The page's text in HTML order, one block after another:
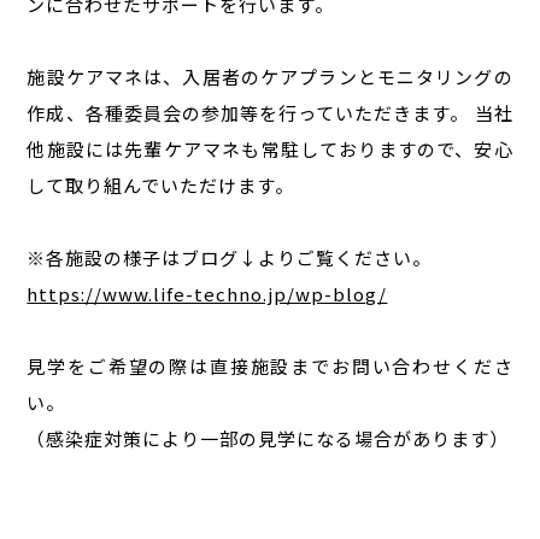
施設ケアマネは、入居者のケアプランとモニタリングの
作成、各種委員会の参加等を行っていただきます。 当社
他施設には先輩ケアマネも常駐しておりますので、安心
して取り組んでいただけます。
※各施設の様子はブログ↓よりご覧ください。
https://www.life-techno.jp/wp-blog/
見学をご希望の際は直接施設までお問い合わせくださ
い。
（感染症対策により一部の見学になる場合があります）